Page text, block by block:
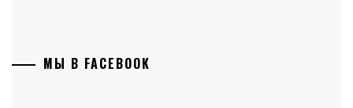
МЫ В FACEBOOK